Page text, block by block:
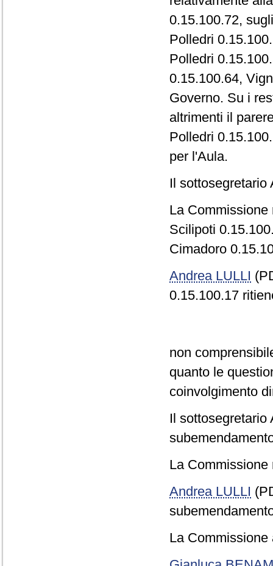
0.15.100.72,
Polledri
Polledri
0.15.100.64,
Governo. Su i
altrimenti il
Polledri
per l'Aula.
Il sottosegretario
La
Scilipoti
Cimadoro
Andrea LULLI
0.15.100.17
non
quanto le
coinvolgimento
Il sottosegretario
La
Andrea LULLI
La